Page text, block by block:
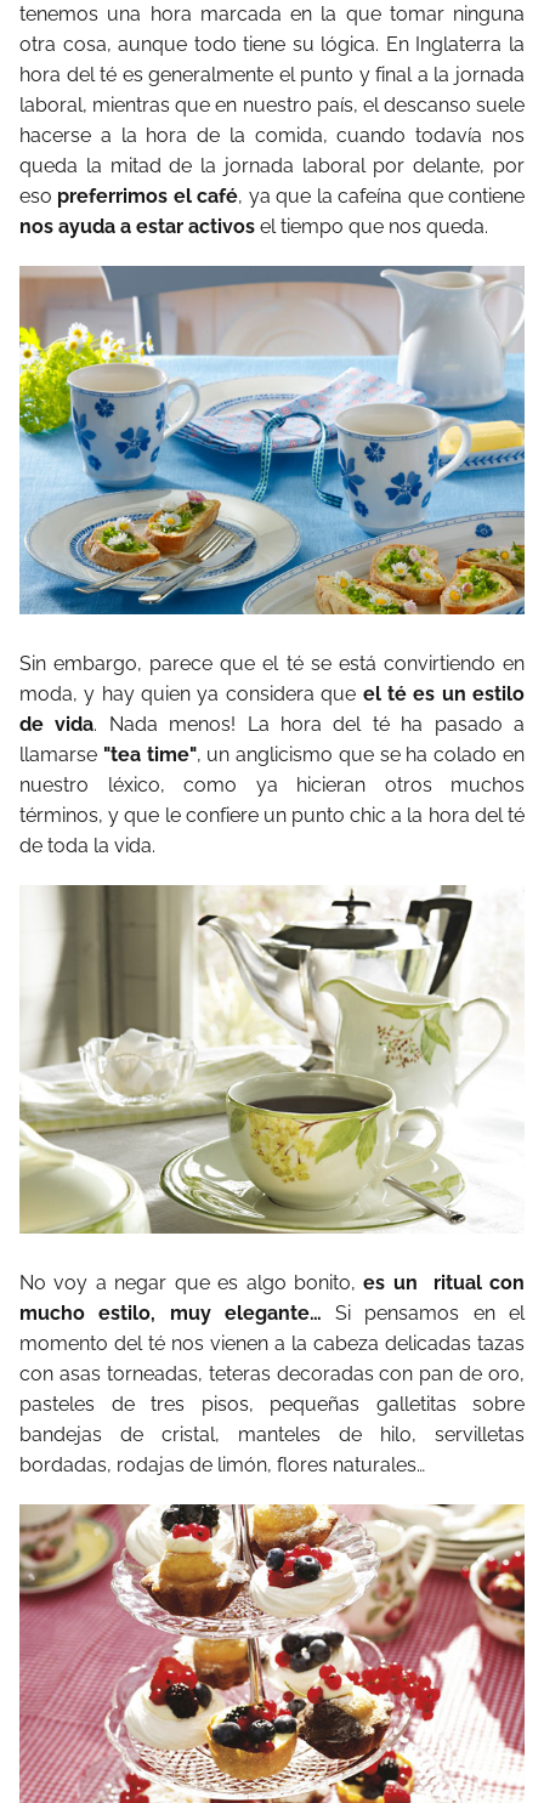
tenemos una hora marcada en la que tomar ninguna
otra cosa, aunque todo tiene su lógica. En Inglaterra la
hora del té es generalmente el punto y final a la jornada
laboral, mientras que en nuestro país, el descanso suele
hacerse a la hora de la comida, cuando todavía nos
queda la mitad de la jornada laboral por delante, por
eso preferrimos el café, ya que la cafeína que contiene
nos ayuda a estar activos el tiempo que nos queda.
Sin embargo, parece que el té se está convirtiendo en
moda, y hay quien ya considera que el té es un estilo
de vida. Nada menos! La hora del té ha pasado a
llamarse "tea time", un anglicismo que se ha colado en
nuestro léxico, como ya hicieran otros muchos
términos, y que le confiere un punto chic a la hora del té
de toda la vida.
No voy a negar que es algo bonito,es un ritual con
mucho estilo, muy elegante…Si pensamos en el
momento del té nos vienen a la cabeza delicadas tazas
con asas torneadas, teteras decoradas con pan de oro,
pasteles de tres pisos, pequeñas galletitas sobre
bandejas de cristal, manteles de hilo, servilletas
bordadas, rodajas de limón, flores naturales…